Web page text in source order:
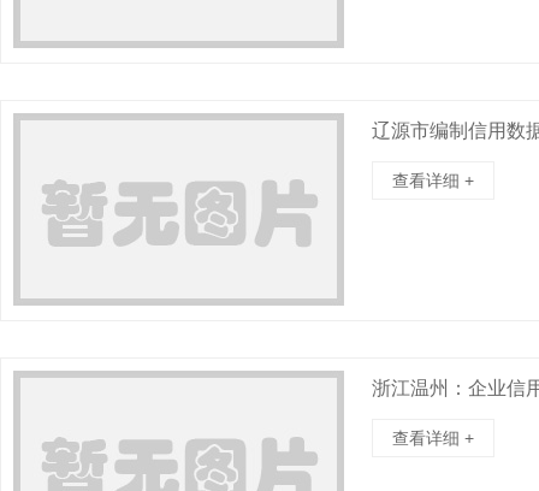
辽源市编制信用数
查看详细 +
浙江温州：企业信
查看详细 +